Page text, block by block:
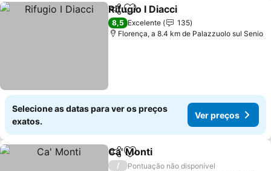
PartilharAdicionar aos favoritos
Rifugio I Diacci
8,5 Excelente
135
Florença, a 8.4 km de Palazzuolo sul Senio
Selecione as datas para ver os preços
exatos.
Ver preços
PartilharAdicionar aos favoritos
Ca' Monti
/
Pontuação não disponível